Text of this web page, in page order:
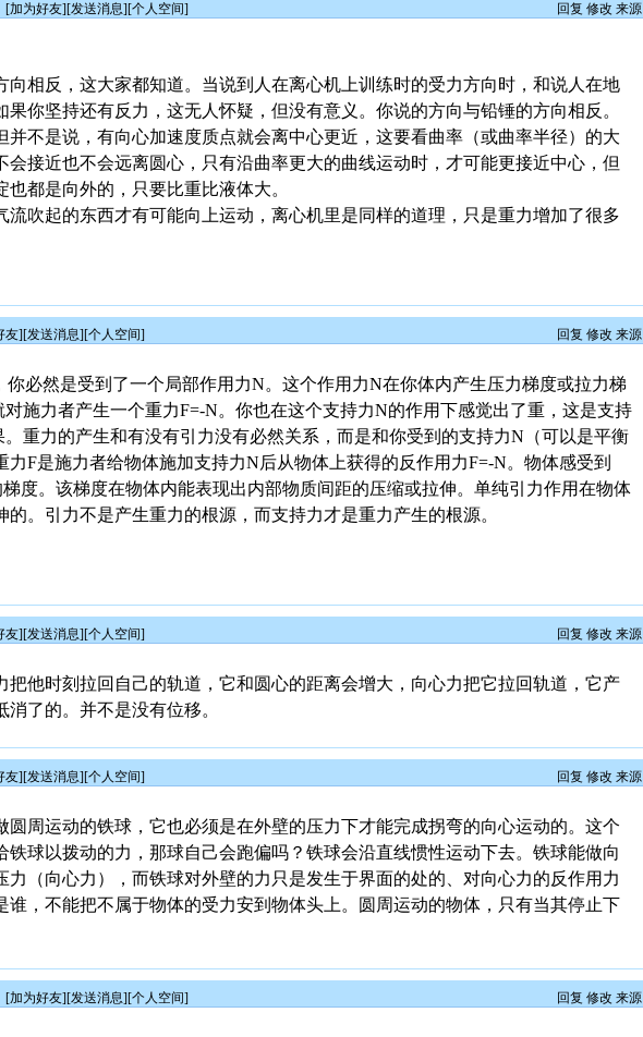
[加为好友][发送消息][个人空间] 回复 修改 来源
向相反，这大家都知道。当说到人在离心机上训练时的受力方向时，和说人在地
你坚持还有反力，这无人怀疑，但没有意义。你说的方向与铅锤的方向相反。
并不是说，有向心加速度质点就会离中心更近，这要看曲率（或曲率半径）的大
接近也不会远离圆心，只有沿曲率更大的曲线运动时，才可能更接近中心，但
都是向外的，只要比重比液体大。
流吹起的东西才有可能向上运动，离心机里是同样的道理，只是重力增加了很多
友][发送消息][个人空间] 回复 修改 来源
你必然是受到了一个局部作用力N。这个作用力N在你体内产生压力梯度或拉力梯
施力者产生一个重力F=-N。你也在这个支持力N的作用下感觉出了重，这是支持
重力的产生和有没有引力没有必然关系，而是和你受到的支持力N（可以是平衡
F是施力者给物体施加支持力N后从物体上获得的反作用力F=-N。物体感受到
度。该梯度在物体内能表现出内部物质间距的压缩或拉伸。单纯引力作用在物体
的。引力不是产生重力的根源，而支持力才是重力产生的根源。
友][发送消息][个人空间] 回复 修改 来源
他时刻拉回自己的轨道，它和圆心的距离会增大，向心力把它拉回轨道，它产
了的。并不是没有位移。
友][发送消息][个人空间] 回复 修改 来源
周运动的铁球，它也必须是在外壁的压力下才能完成拐弯的向心运动的。这个
球以拨动的力，那球自己会跑偏吗？铁球会沿直线惯性运动下去。铁球能做向
（向心力），而铁球对外壁的力只是发生于界面的处的、对向心力的反作用力
，不能把不属于物体的受力安到物体头上。圆周运动的物体，只有当其停止下
[加为好友][发送消息][个人空间] 回复 修改 来源